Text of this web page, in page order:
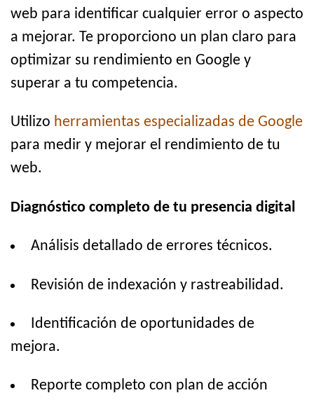
web para identificar cualquier error o aspecto
a mejorar. Te proporciono un plan claro para
optimizar su rendimiento en Google y
superar a tu competencia.
Utilizo herramientas especializadas de Google
para medir y mejorar el rendimiento de tu
web.
Diagnóstico completo de tu presencia digital
Análisis detallado de errores técnicos.
Revisión de indexación y rastreabilidad.
Identificación de oportunidades de
mejora.
Reporte completo con plan de acción